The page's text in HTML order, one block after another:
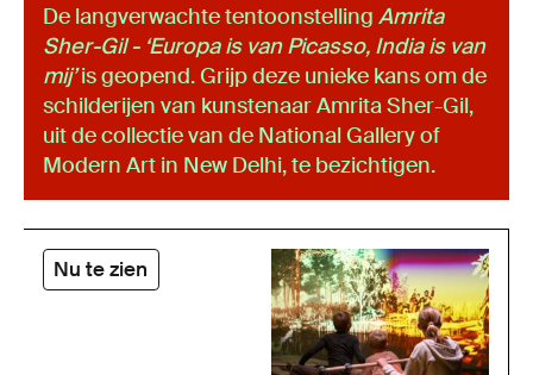
De langverwachte tentoonstelling Amrita
Sher-Gil - ‘Europa is van Picasso, India is van
mij’is geopend. Grijp deze unieke kans om de
schilderijen van kunstenaar Amrita Sher-Gil,
uit de collectie van de National Gallery of
Modern Art in New Delhi, te bezichtigen.
Nu te zien